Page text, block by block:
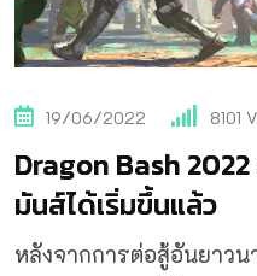
19/06/2022 8101
Dragon Bash
มันส์ได้เริ่มขึ้นแล้ว
หลังจากการต่อสู้อันยาวน